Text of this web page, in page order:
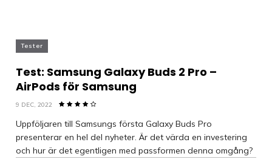
Tester
Test: Samsung Galaxy Buds 2 Pro –
AirPods för Samsung
9 DEC, 2022
Uppföljaren till Samsungs första Galaxy Buds Pro
presenterar en hel del nyheter. Är det värda en investering
och hur är det egentligen med passformen denna omgång?